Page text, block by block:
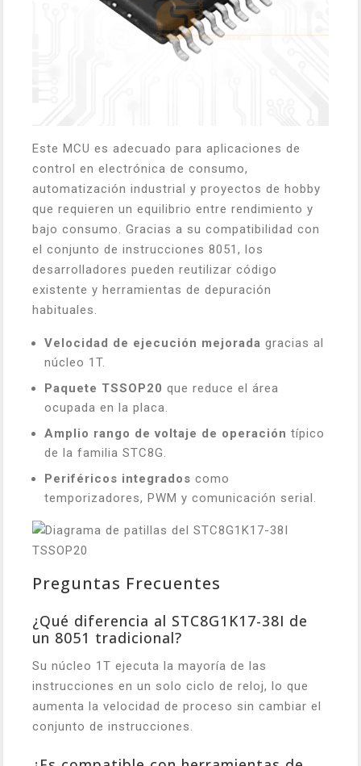
Este MCU es adecuado para aplicaciones de
control en electrónica de consumo,
automatización industrial y proyectos de hobby
que requieren un equilibrio entre rendimiento y
bajo consumo. Gracias a su compatibilidad con
el conjunto de instrucciones 8051, los
desarrolladores pueden reutilizar código
existente y herramientas de depuración
habituales.
Velocidad de ejecución mejorada gracias al
núcleo 1T.
Paquete TSSOP20 que reduce el área
ocupada en la placa.
Amplio rango de voltaje de operación típico
de la familia STC8G.
Periféricos integrados como
temporizadores, PWM y comunicación serial.
Preguntas Frecuentes
¿Qué diferencia al STC8G1K17-38I de
un 8051 tradicional?
Su núcleo 1T ejecuta la mayoría de las
instrucciones en un solo ciclo de reloj, lo que
aumenta la velocidad de proceso sin cambiar el
conjunto de instrucciones.